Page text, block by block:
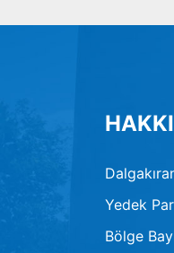
Yedek
Bölge